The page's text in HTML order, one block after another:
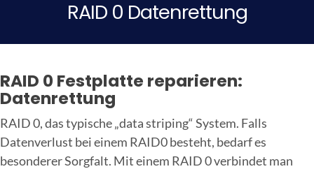
RAID 0 Datenrettung
RAID 0 Festplatte reparieren:
Datenrettung
RAID 0, das typische „data striping“ System. Falls
Datenverlust bei einem RAID0 besteht, bedarf es
besonderer Sorgfalt. Mit einem RAID 0 verbindet man